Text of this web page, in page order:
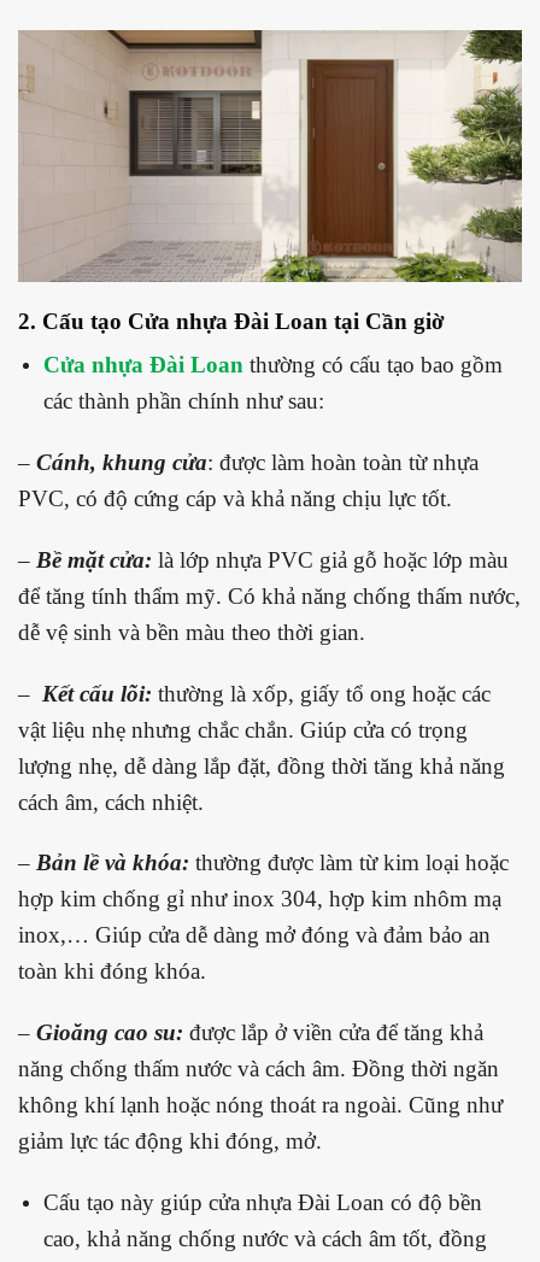
2. Cấu tạo Cửa nhựa Đài Loan tại Cần giờ
Cửa nhựa Đài Loan thường có cấu tạo bao gồm
các thành phần chính như sau:
– Cánh, khung cửa: được làm hoàn toàn từ nhựa
PVC, có độ cứng cáp và khả năng chịu lực tốt.
– Bề mặt cửa: là lớp nhựa PVC giả gỗ hoặc lớp màu
để tăng tính thẩm mỹ. Có khả năng chống thấm nước,
dễ vệ sinh và bền màu theo thời gian.
– Kết cấu lõi: thường là xốp, giấy tổ ong hoặc các
vật liệu nhẹ nhưng chắc chắn. Giúp cửa có trọng
lượng nhẹ, dễ dàng lắp đặt, đồng thời tăng khả năng
cách âm, cách nhiệt.
– Bản lề và khóa: thường được làm từ kim loại hoặc
hợp kim chống gỉ như inox 304, hợp kim nhôm mạ
inox,… Giúp cửa dễ dàng mở đóng và đảm bảo an
toàn khi đóng khóa.
– Gioăng cao su: được lắp ở viền cửa để tăng khả
năng chống thấm nước và cách âm. Đồng thời ngăn
không khí lạnh hoặc nóng thoát ra ngoài. Cũng như
giảm lực tác động khi đóng, mở.
Cấu tạo này giúp cửa nhựa Đài Loan có độ bền
cao, khả năng chống nước và cách âm tốt, đồng